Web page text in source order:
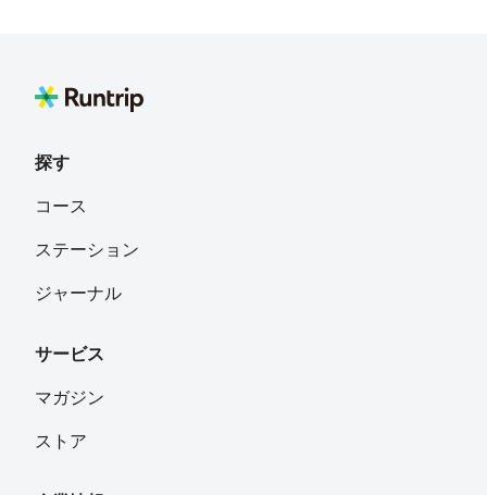
探す
コース
ステーション
ジャーナル
サービス
マガジン
ストア